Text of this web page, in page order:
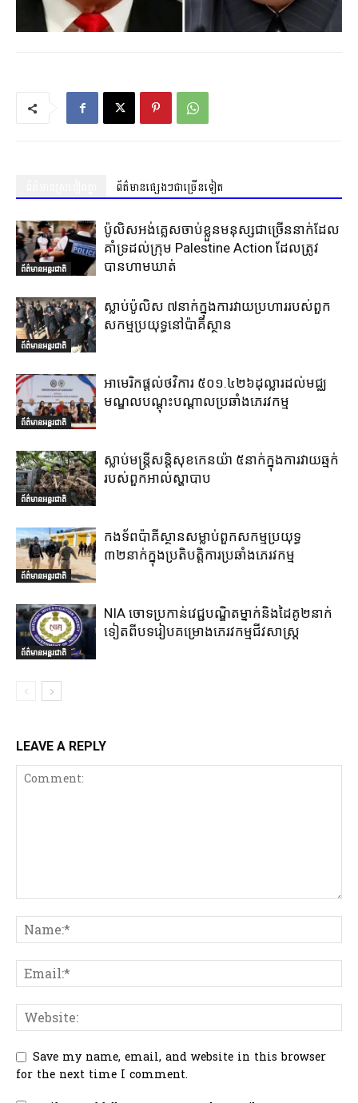
ព័ត៌មានផ្សេងៗជាច្រើនទៀត
ព័ត៌មានអន្តរជាតិ
ប៉ូលិសអង់គ្លេសចាប់ខ្លួនមនុស្សជាច្រើននាក់ដែល
គាំទ្រដល់ក្រុម Palestine Action ដែលត្រូវ
បានហាមឃាត់
ព័ត៌មានអន្តរជាតិ
ស្លាប់ប៉ូលិស ៧នាក់ក្នុងការវាយប្រហាររបស់ពួក
សកម្មប្រយុទ្ធនៅប៉ាគីស្ថាន
ព័ត៌មានអន្តរជាតិ
អាមេរិកផ្តល់ថវិការ ៥០១.៤២៦ដុល្លារដល់មជ្ឈ
មណ្ឌលបណ្តុះបណ្តាលប្រឆាំងភេរវកម្ម
ព័ត៌មានអន្តរជាតិ
ស្លាប់មន្ត្រីសន្តិសុខកេនយ៉ា ៥នាក់ក្នុងការវាយឆ្មក់
របស់ពួកអាល់ស្ហាបាប
ព័ត៌មានអន្តរជាតិ
កងទ័ពប៉ាគីស្ថានសម្លាប់ពួកសកម្មប្រយុទ្ធ
៣២នាក់ក្នុងប្រតិបត្តិការប្រឆាំងភេរវកម្ម
ព័ត៌មានអន្តរជាតិ
NIA ចោទប្រកាន់វេជ្ជបណ្ឌិតម្នាក់និងដៃគូ២នាក់
ទៀតពីបទរៀបគម្រោងភេរវកម្មជីវសាស្ត្រ
LEAVE A REPLY
Save my name, email, and website in this browser
for the next time I comment.